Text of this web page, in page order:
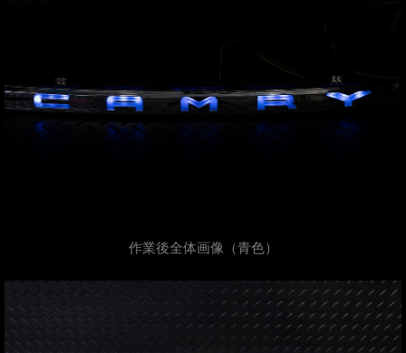
作業後全体画像（青色）